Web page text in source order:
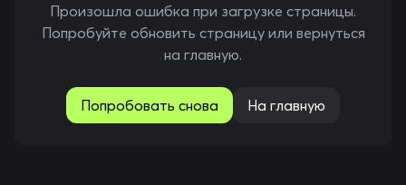
Произошла ошибка при загрузке страницы.
Попробуйте обновить страницу или вернуться
на главную.
Попробовать снова На главную